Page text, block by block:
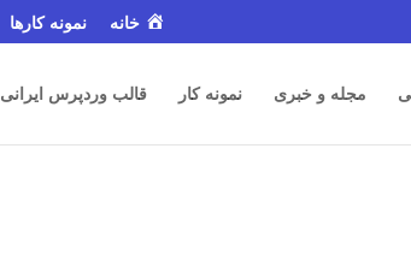
خانه نمونه کارها
مجله و خبری نمونه کار قالب وردپرس ایرانی